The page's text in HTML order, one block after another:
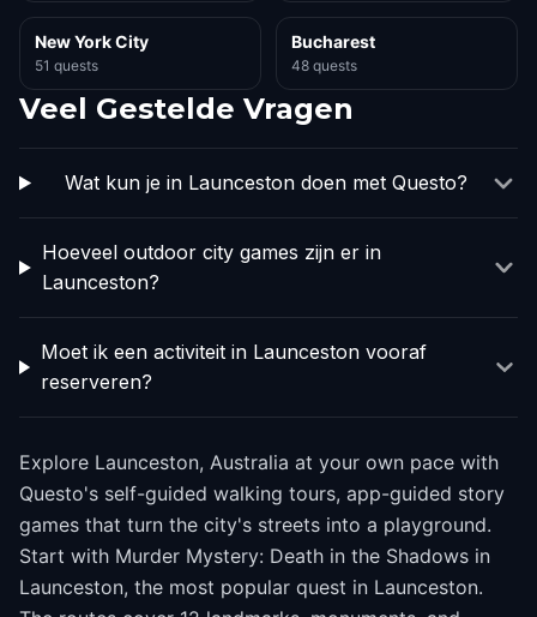
New York City
51 quests
Bucharest
48 quests
Veel Gestelde Vragen
Wat kun je in Launceston doen met Questo?
Hoeveel outdoor city games zijn er in
Launceston?
Moet ik een activiteit in Launceston vooraf
reserveren?
Explore Launceston, Australia at your own pace with
Questo's self-guided walking tours, app-guided story
games that turn the city's streets into a playground.
Start with Murder Mystery: Death in the Shadows in
Launceston, the most popular quest in Launceston.